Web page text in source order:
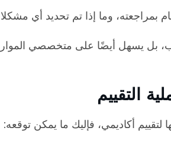
بمراجعته، وما إذا تم تحديد أي
بل يسهل أيضًا على متخصصي
التقييم
أكاديمي، فإليك ما يمكن توقعه: